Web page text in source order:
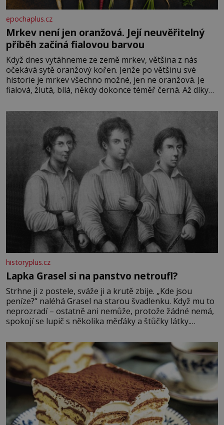
epochaplus.cz
Mrkev není jen oranžová. Její neuvěřitelný
příběh začíná fialovou barvou
Když dnes vytáhneme ze země mrkev, většina z nás
očekává sytě oranžový kořen. Jenže po většinu své
historie je mrkev všechno možné, jen ne oranžová. Je
fialová, žlutá, bílá, někdy dokonce téměř černá. Až díky
bez které si českou zahradu ani nedokážeme představit.
historyplus.cz
Lapka Grasel si na panstvo netroufl?
Strhne ji z postele, sváže ji a krutě zbije. „Kde jsou
peníze?“ naléhá Grasel na starou švadlenku. Když mu to
neprozradí – ostatně ani nemůže, protože žádné nemá,
spokojí se lupič s několika měďáky a štůčky látky.
krutý. Jeho činy budí hrůzu ještě dlouho po jeho smrti